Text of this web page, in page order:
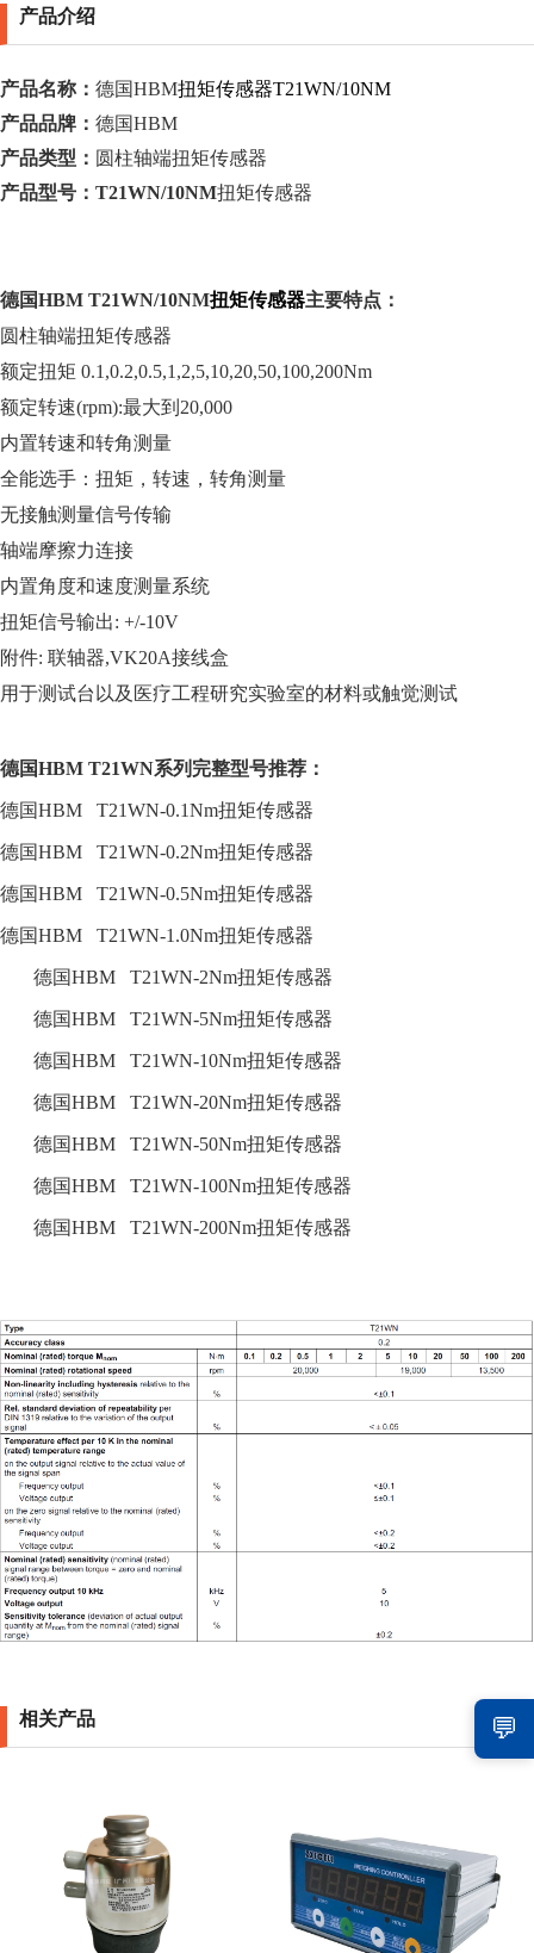
产品介绍
产品名称： 德国HBM扭矩传感器T21WN/10NM
产品品牌： 德国HBM
产品类型： 圆柱轴端扭矩传感器
产品型号： T21WN/10NM扭矩传感器
德国HBM T21WN/10NM扭矩传感器主要特点：
圆柱轴端扭矩传感器
额定扭矩 0.1,0.2,0.5,1,2,5,10,20,50,100,200Nm
额定转速(rpm):最大到 20,000
内置转速和转角测量
全能选手：扭矩，转速，转角测量
无接触测量信号传输
轴端摩擦力连接
内置角度和速度测量系统
扭矩信号输出: +/-10V
附件: 联轴器,VK20A接线盒
用于测试台以及医疗工程研究实验室的材料或触觉测试
德国HBM T21WN系列完整型号推荐：
德国HBM T21WN-0.1Nm扭矩传感器
德国HBM T21WN-0.2Nm扭矩传感器
德国HBM T21WN-0.5Nm扭矩传感器
德国HBM T21WN-1.0Nm扭矩传感器
德国HBM T21WN-2Nm扭矩传感器
德国HBM T21WN-5Nm扭矩传感器
德国HBM T21WN-10Nm扭矩传感器
德国HBM T21WN-20Nm扭矩传感器
德国HBM T21WN-50Nm扭矩传感器
德国HBM T21WN-100Nm扭矩传感器
德国HBM T21WN-200Nm扭矩传感器
相关产品 💬